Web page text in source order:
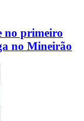
no primeiro
no Mineirão